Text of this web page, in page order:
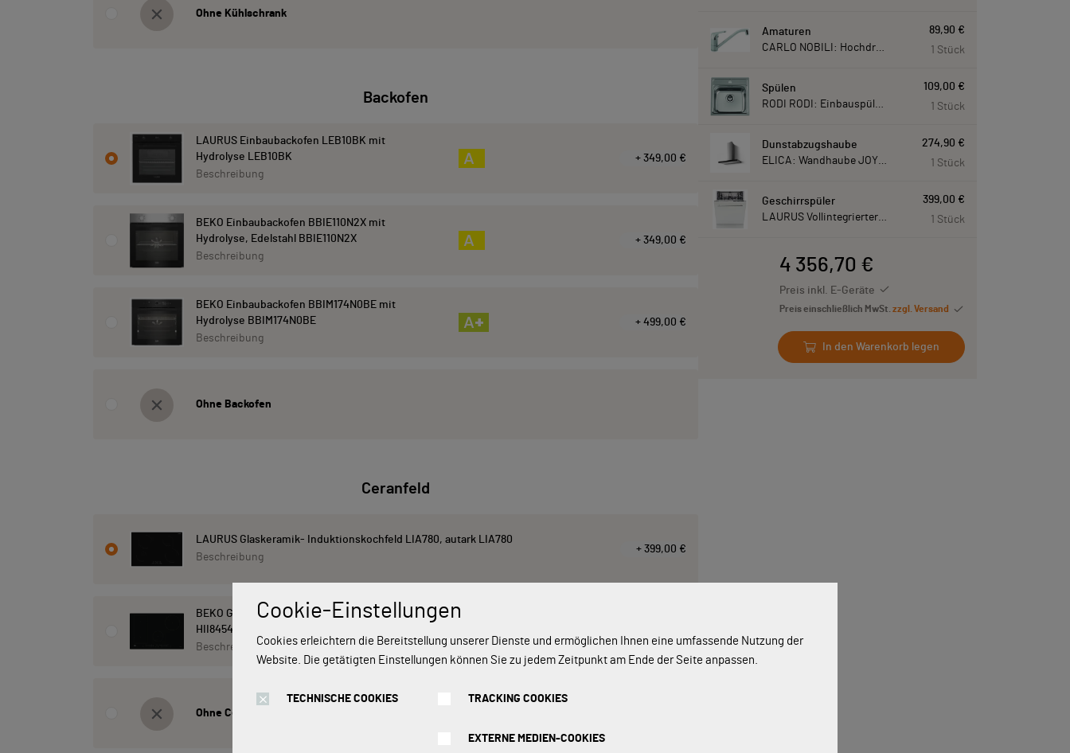
Cookie-Einstellungen
Cookies erleichtern die Bereitstellung unserer Dienste und ermöglichen Ihnen eine umfassende Nutzung der
Website. Die getätigten Einstellungen können Sie zu jedem Zeitpunkt am Ende der Seite anpassen.
TECHNISCHE COOKIES TRACKING COOKIES
EXTERNE MEDIEN-COOKIES
Ohne Kühlschrank
Backofen
LAURUS Einbaubackofen LEB10BK mit
Hydrolyse LEB10BK
Beschreibung
A + 349,00 €
BEKO Einbaubackofen BBIE110N2X mit
Hydrolyse, Edelstahl BBIE110N2X
Beschreibung
A + 349,00 €
BEKO Einbaubackofen BBIM174N0BE mit
Hydrolyse BBIM174N0BE
Beschreibung
A+ + 499,00 €
Ohne Backofen
Ceranfeld
LAURUS Glaskeramik- Induktionskochfeld LIA780, autark LIA780
Beschreibung
+ 399,00 €
BEKO Glaskeramik- Induktionskochfeld HII84542IFT, autark, Rahmenlos
HII84542IFT
Beschreibung
Ohne Ceranfeld
Amaturen
CARLO NOBILI: Hochdruck- Einhebelmischbatterie Blue, Mischbatterie verchromt 17770
89,90 €
1 Stück
Spülen
RODI RODI: Einbauspüle New Manaus, Edelstahl 87207
109,00 €
1 Stück
Dunstabzugshaube
ELICA: Wandhaube JOYE 90-A,900 mm breit Edelstahl JOYE90A
274,90 €
1 Stück
Geschirrspüler
LAURUS Vollintegrierter Geschirrspüler LSV60-4, 4 Programme, 815 mm hoch LSV604
399,00 €
1 Stück
4 356,70 €
Preis inkl. E-Geräte
Preis einschließlich MwSt. zzgl. Versand
In den Warenkorb legen